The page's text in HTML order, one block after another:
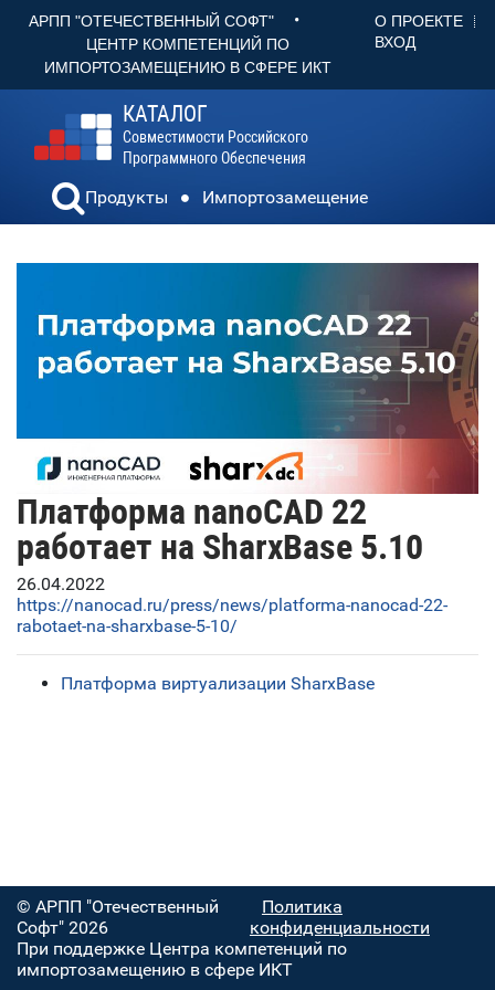
АРПП "ОТЕЧЕСТВЕННЫЙ СОФТ" •
ЦЕНТР КОМПЕТЕНЦИЙ ПО
ИМПОРТОЗАМЕЩЕНИЮ В СФЕРЕ ИКТ
О ПРОЕКТЕ
ВХОД
КАТАЛОГ
Совместимости Российского
Программного Обеспечения
Продукты Импортозамещение
Платформа nanoCAD 22
работает на SharxBase 5.10
26.04.2022
https://nanocad.ru/press/news/platforma-nanocad-22-
rabotaet-na-sharxbase-5-10/
Платформа виртуализации SharxBase
© АРПП "Отечественный
Софт" 2026
Политика
конфиденциальности
При поддержке Центра компетенций по
импортозамещению в сфере ИКТ